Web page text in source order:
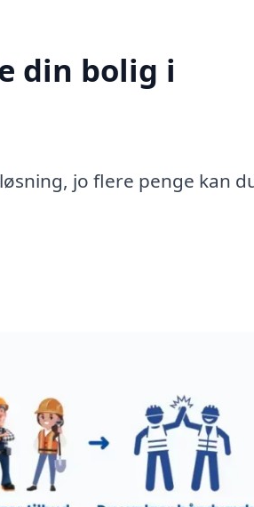
din bolig i
jo flere penge kan